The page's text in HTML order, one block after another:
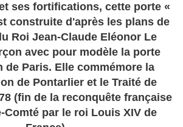
ses fortifications, cette porte «
construite d'après les plans de
Roi Jean-Claude Eléonor Le
avec pour modèle la porte
de Paris. Elle commémore la
de Pontarlier et le Traité de
(fin de la reconquête française
Comté par le roi Louis XIV de